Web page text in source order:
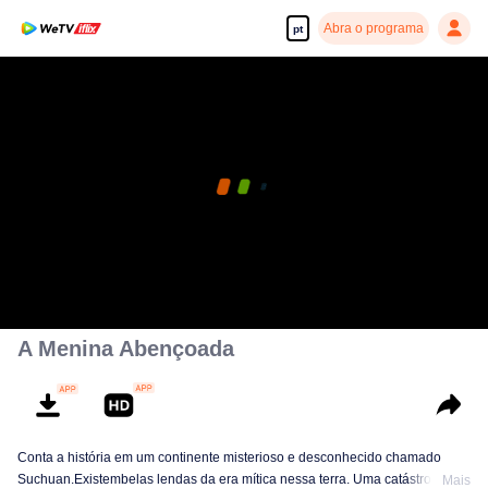
pt Abra o programa
A Menina Abençoada
Conta a história em um continente misterioso e desconhecido chamado
Suchuan.Existembelas lendas da era mítica nessa terra. Uma catástrofe
Mais